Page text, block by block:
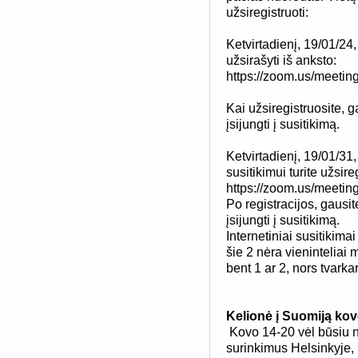
užsiregistruoti:
Ketvirtadienį, 19/01/
užsirašyti iš anksto:
https://zoom.us/
Kai užsiregistruosite,
įsijungti į susitikimą.
Ketvirtadienį, 19/01/
susitikimui turite
https://zoom.us/
Po registracijos,
įsijungti į susitikimą.
Internetiniai
šie 2 nėra vieninteliai
bent 1 ar 2, nors
Kelionė į Suomiją
Kovo 14-20 vėl būsiu
surinkimus Helsinkyje,